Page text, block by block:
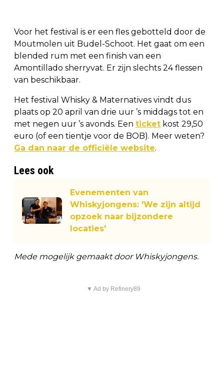
Voor het festival is er een fles gebotteld door de
Moutmolen uit Budel-Schoot. Het gaat om een
blended rum met een finish van een
Amontillado sherryvat. Er zijn slechts 24 flessen
van beschikbaar.
Het festival Whisky & Maternatives vindt dus
plaats op 20 april van drie uur ’s middags tot en
met negen uur ’s avonds. Een ticket kost 29,50
euro (of een tientje voor de BOB). Meer weten?
Ga dan naar de officiële website.
Lees ook
Evenementen van
Whiskyjongens: 'We zijn altijd
opzoek naar bijzondere
locaties'
Mede mogelijk gemaakt door Whiskyjongens.
▼ Ad by Refinery89